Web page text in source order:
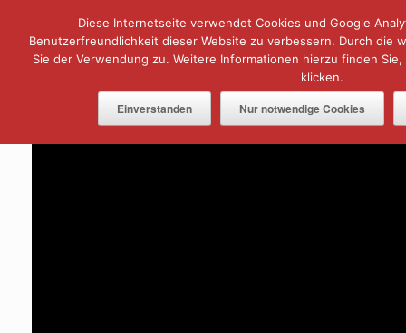
springen
Menü
Diese Internetseite verwendet Cookies und Google
Benutzerfreundlichkeit dieser Website zu verbessern. Durch die
Sie der Verwendung zu. Weitere Informationen hierzu finden
klicken.
Einverstanden Nur notwendige Cookies